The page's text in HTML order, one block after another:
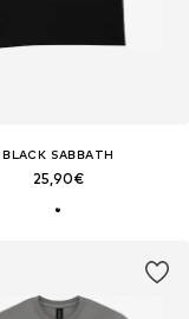
BLACK SABBATH
25,90€